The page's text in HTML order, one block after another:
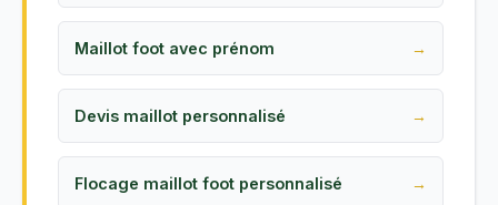
Maillot foot avec prénom
Devis maillot personnalisé
Flocage maillot foot personnalisé